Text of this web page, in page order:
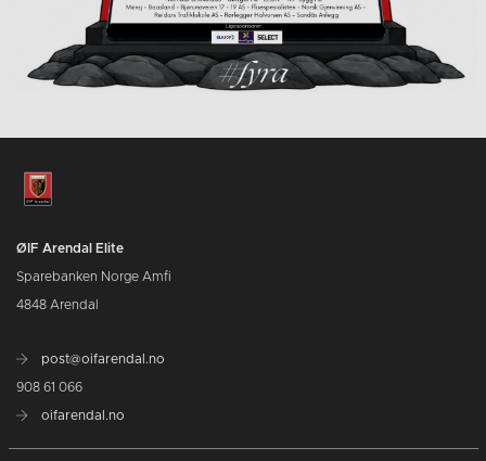
ØIF Arendal Elite
Sparebanken Norge Amfi
4848 Arendal
post@oifarendal.no
908 61 066
oifarendal.no